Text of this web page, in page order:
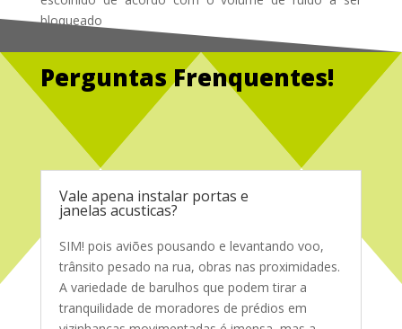
bloqueado
Perguntas Frenquentes!
Service Glass
Vale apena instalar portas e
janelas acusticas?
SIM! pois aviões pousando e levantando voo,
trânsito pesado na rua, obras nas proximidades.
A variedade de barulhos que podem tirar a
tranquilidade de moradores de prédios em